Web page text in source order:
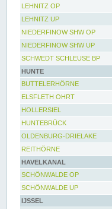
LEHNITZ OP
LEHNITZ UP
NIEDERFINOW SHW OP
NIEDERFINOW SHW UP
SCHWEDT SCHLEUSE BP
HUNTE
BUTTELERHÖRNE
ELSFLETH OHRT
HOLLERSIEL
HUNTEBRÜCK
OLDENBURG-DRIELAKE
REITHÖRNE
HAVELKANAL
SCHÖNWALDE OP
SCHÖNWALDE UP
IJSSEL